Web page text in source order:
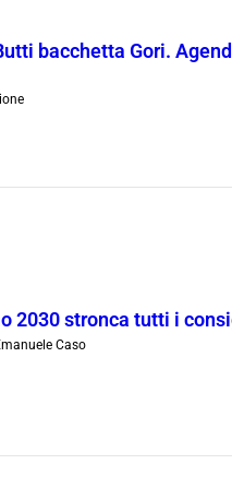
bacchetta Gori.
2030 stronca tutti i
Caso